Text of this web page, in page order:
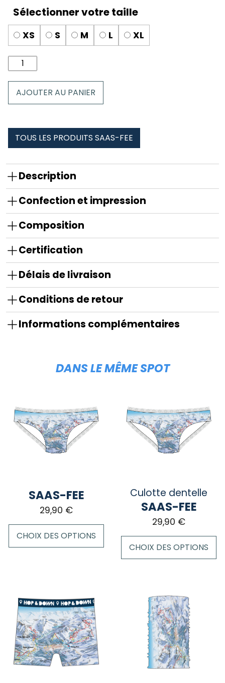
XS S M L XL
quantité
de
dentelle
AJOUTER AU PANIER
TOUS LES PRODUITS SAAS-FEE
Description
Confection et impression
Composition
Certification
Délais de livraison
Conditions de retour
Informations complémentaires
DANS LE MÊME SPOT
SAAS-FEE
29,90 €
CHOIX DES OPTIONS
plusieurs
variations.
Les
options
peuvent
être
choisies
Culotte dentelle
SAAS-FEE
29,90 €
CHOIX DES OPTIONS
plusieurs
variations.
options
peuvent